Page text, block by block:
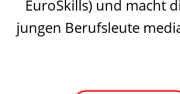
EuroSkills) und macht
jungen Berufsleute